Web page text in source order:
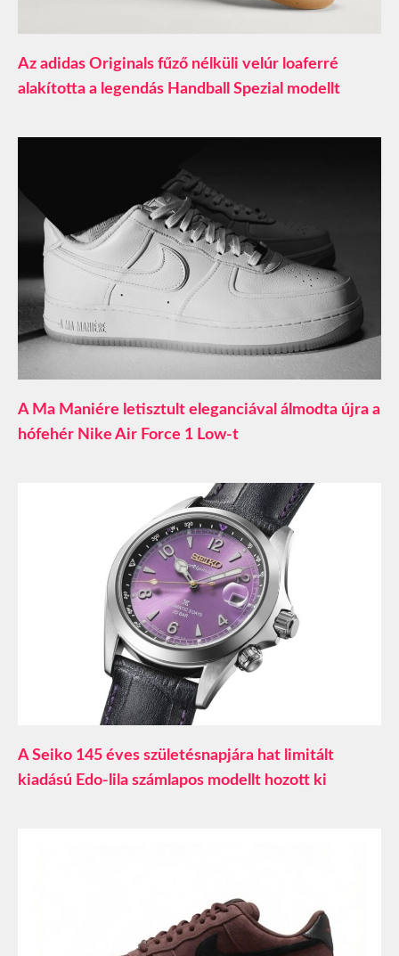
Az adidas Originals fűző nélküli velúr loaferré
alakította a legendás Handball Spezial modellt
A Ma Maniére letisztult eleganciával álmodta újra a
hófehér Nike Air Force 1 Low-t
A Seiko 145 éves születésnapjára hat limitált
kiadású Edo-lila számlapos modellt hozott ki